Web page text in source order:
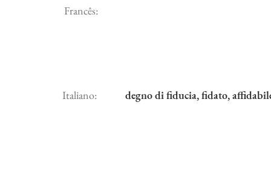
Francês:
Italiano: degno di fiducia, fidato,